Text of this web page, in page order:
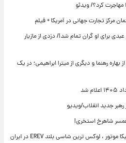
مهاجرت کرد؟/ ویدئو
مرکز تجارت جهانی در آمریکا + فیلم
برای او گران تمام شد!/ دزدی از مازیار
رهنما و دیگری از میترا ابراهیمی؛ در یک
شد
رهبر جدید انقلاب/ویدیو
شاهرخ استخری!